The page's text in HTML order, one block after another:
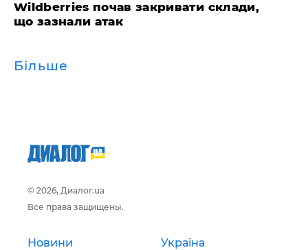
Wildberries почав закривати склади,
що зазнали атак
Більше
© 2026, Диалог.ua
Все права защищены.
Новини Україна